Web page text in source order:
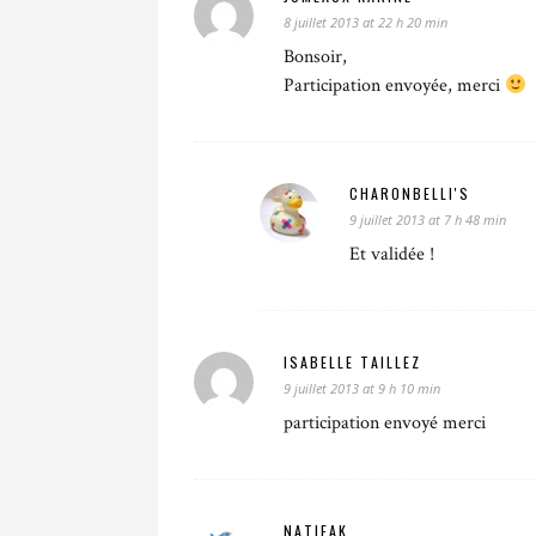
8 juillet 2013 at 22 h 20 min
Bonsoir,
Participation envoyée, merci
CHARONBELLI'S
9 juillet 2013 at 7 h 48 min
Et validée !
ISABELLE TAILLEZ
9 juillet 2013 at 9 h 10 min
participation envoyé merci
NATIEAK